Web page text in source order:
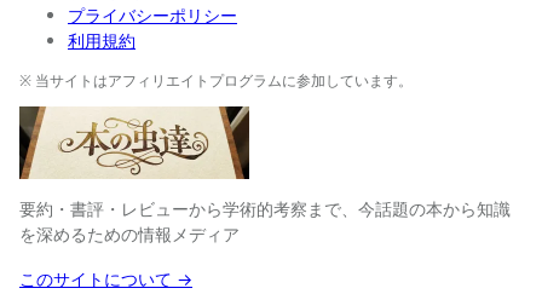
プライバシーポリシー
利用規約
※ 当サイトはアフィリエイトプログラムに参加しています。
要約・書評・レビューから学術的考察まで、今話題の本から知識
を深めるための情報メディア
このサイトについて →